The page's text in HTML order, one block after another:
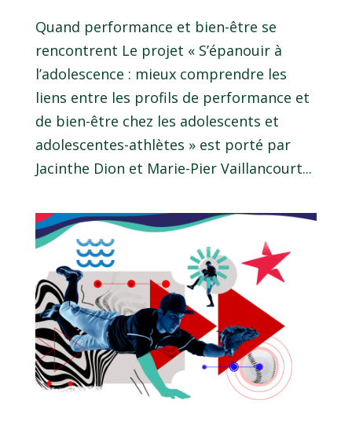
Quand performance et bien-être se
rencontrent Le projet « S’épanouir à
l’adolescence : mieux comprendre les
liens entre les profils de performance et
de bien-être chez les adolescents et
adolescentes-athlètes » est porté par
Jacinthe Dion et Marie-Pier Vaillancourt...